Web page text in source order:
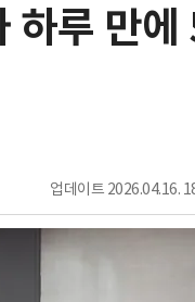
하루 만
업데이트 2026.04.16.